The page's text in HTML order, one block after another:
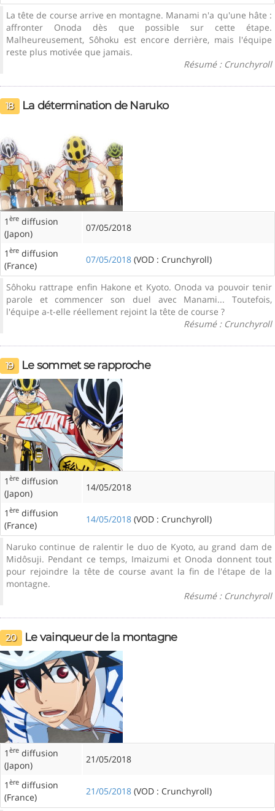
La tête de course arrive en montagne. Manami n'a qu'une hâte :
affronter Onoda dès que possible sur cette étape.
Malheureusement, Sôhoku est encore derrière, mais l'équipe
reste plus motivée que jamais.
Résumé : Crunchyroll
18 La détermination de Naruko
1 ère diffusion
(Japon)
07/05/2018
1 ère diffusion
(France)
07/05/2018 (VOD : Crunchyroll)
Sôhoku rattrape enfin Hakone et Kyoto. Onoda va pouvoir tenir
parole et commencer son duel avec Manami... Toutefois,
l'équipe a-t-elle réellement rejoint la tête de course ?
Résumé : Crunchyroll
19 Le sommet se rapproche
1 ère diffusion
(Japon)
14/05/2018
1 ère diffusion
(France)
14/05/2018 (VOD : Crunchyroll)
Naruko continue de ralentir le duo de Kyoto, au grand dam de
Midôsuji. Pendant ce temps, Imaizumi et Onoda donnent tout
pour rejoindre la tête de course avant la fin de l'étape de la
montagne.
Résumé : Crunchyroll
20 Le vainqueur de la montagne
1 ère diffusion
(Japon)
21/05/2018
1 ère diffusion
(France)
21/05/2018 (VOD : Crunchyroll)